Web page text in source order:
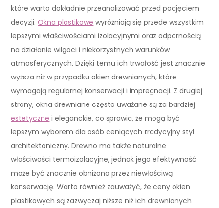
które warto dokładnie przeanalizować przed podjęciem
decyzji.Okna plastikowe wyróżniają się przede wszystkim
lepszymi właściwościami izolacyjnymi oraz odpornością
na działanie wilgoci i niekorzystnych warunków
atmosferycznych. Dzięki temu ich trwałość jest znacznie
wyższa niż w przypadku okien drewnianych, które
wymagają regularnej konserwacji i impregnacji. Z drugiej
strony, okna drewniane często uważane są za bardziej
estetyczne i eleganckie, co sprawia, że mogą być
lepszym wyborem dla osób ceniących tradycyjny styl
architektoniczny. Drewno ma także naturalne
właściwości termoizolacyjne, jednak jego efektywność
może być znacznie obniżona przez niewłaściwą
konserwację. Warto również zauważyć, że ceny okien
plastikowych są zazwyczaj niższe niż ich drewnianych